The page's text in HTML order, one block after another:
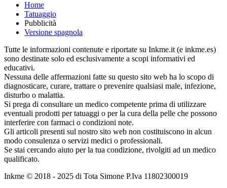
Home
Tatuaggio
Pubblicità
Versione spagnola
Tutte le informazioni contenute e riportate su Inkme.it (e inkme.es)
sono destinate solo ed esclusivamente a scopi informativi ed
educativi.
Nessuna delle affermazioni fatte su questo sito web ha lo scopo di
diagnosticare, curare, trattare o prevenire qualsiasi male, infezione,
disturbo o malattia.
Si prega di consultare un medico competente prima di utilizzare
eventuali prodotti per tatuaggi o per la cura della pelle che possono
interferire con farmaci o condizioni note.
Gli articoli presenti sul nostro sito web non costituiscono in alcun
modo consulenza o servizi medici o professionali.
Se stai cercando aiuto per la tua condizione, rivolgiti ad un medico
qualificato.
Inkme © 2018 - 2025 di Tota Simone P.Iva 11802300019